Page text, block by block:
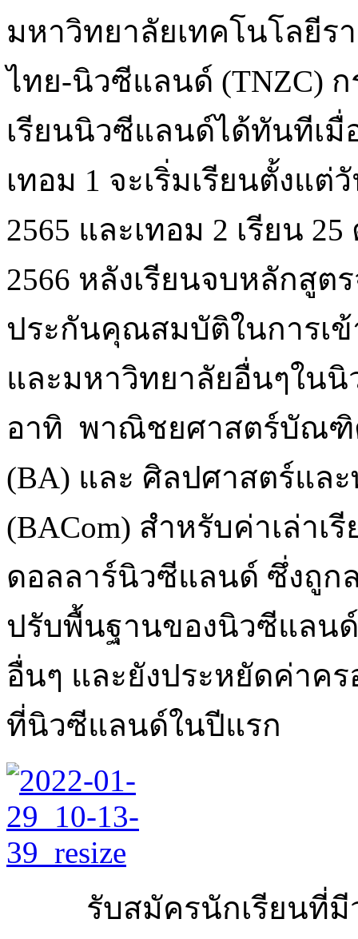
มหาวิทยาลัยเทคโนโลยีร
ไทย-นิวซีแลนด์ (TNZC)
เรียนนิวซีแลนด์ได้ทันทีเ
เทอม 1 จะเริ่มเรียนตั้งแ
2565 และเทอม 2 เรียน
2566 หลังเรียนจบหลักสูต
ประกันคุณสมบัติในการเ
และมหาวิทยาลัยอื่นๆใน
อาทิ พาณิชยศาสตร์บัณฑิ
(BA) และ ศิลปศาสตร์แ
(BACom) สำหรับค่าเล่าเ
ดอลลาร์นิวซีแลนด์ ซึ่งถูก
ปรับพื้นฐานของนิวซีแลน
อื่นๆ และยังประหยัดค่าคร
ที่นิวซีแลนด์ในปีแรก
รับสมัครนักเรียนที่